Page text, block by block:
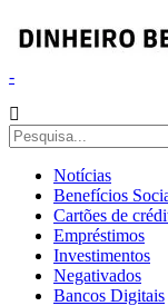
-
Notícias
Benefícios
Cartões de
Empréstimos
Investimentos
Negativados
Bancos Digitais